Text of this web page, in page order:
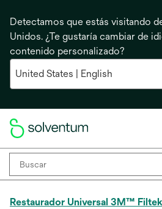
Detectamos que estás visitando
Unidos. ¿Te gustaría cambiar de
contenido personalizado?
Restaurador Universal 3M™